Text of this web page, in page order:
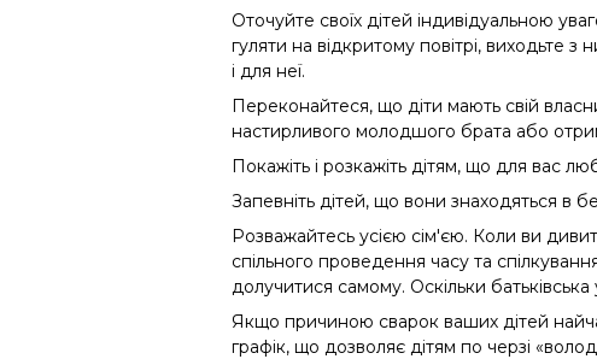
Оточуйте своїх дітей індивідуальною
гуляти на відкритому повітрі, виходьте
і для неї.
Переконайтеся, що діти мають свій
настирливого молодшого брата або
Покажіть і розкажіть дітям, що для вас
Запевніть дітей, що вони знаходяться в
Розважайтесь усією сім'єю. Коли ви
спільного проведення часу та
долучитися самому. Оскільки
Якщо причиною сварок ваших дітей
графік, що дозволяє дітям по черзі